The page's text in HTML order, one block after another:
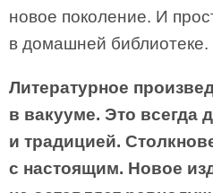
новое поколение. И
в домашней библиотеке.
Литературное
в вакууме. Это всегда
и традицией.
с настоящим. Новое